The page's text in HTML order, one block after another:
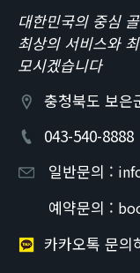
대한민국의 중심
최상의 서비스와
모시겠습니다
충청북도 보은
043-540-8888
일반문의 :
예약문의 :
카카오톡 문의